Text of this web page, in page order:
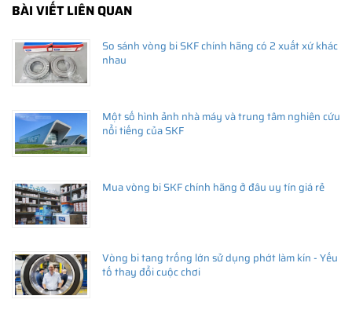
BÀI VIẾT LIÊN QUAN
So sánh vòng bi SKF chính hãng có 2 xuất xứ khác
nhau
Một số hình ảnh nhà máy và trung tâm nghiên cứu
nổi tiếng của SKF
Mua vòng bi SKF chính hãng ở đâu uy tín giá rẻ
Vòng bi tang trống lớn sử dụng phớt làm kín - Yếu
tố thay đổi cuộc chơi